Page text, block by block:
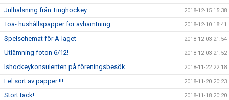
Julhälsning från Tinghockey 2018-12-15 15:38
Toa- hushållspapper för avhämtning 2018-12-10 18:41
Spelschemat för A-laget 2018-12-03 21:54
Utlämning foton 6/12! 2018-12-03 21:52
Ishockeykonsulenten på föreningsbesök 2018-11-22 22:18
Fel sort av papper !!! 2018-11-20 20:23
Stort tack! 2018-11-18 20:20